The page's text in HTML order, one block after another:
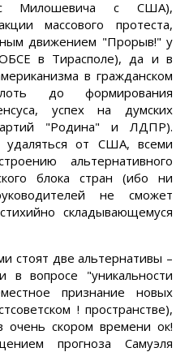
Милошевича с США),
массового протеста,
движением "Прорыв!" у
ОБСЕ в Тирасполе), да и в
в гражданском
до формирования
успех на думских
"Родина" и ЛДПР).
удаляться от США, всеми
альтернативного
блока стран (ибо ни
не сможет
складывающемуся
стоят две альтернативы –
вопросе "уникальности
признание новых
! пространстве),
скором времени ок!
прогноза Самуэля